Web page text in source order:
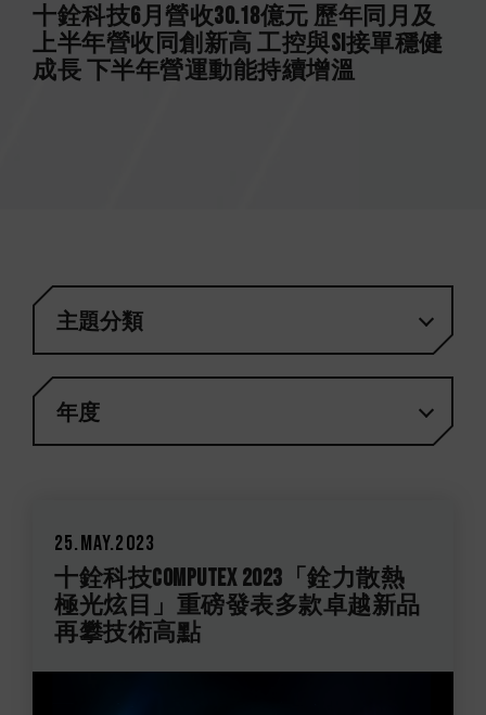
十銓科技6月營收30.18億元 歷年同月及
上半年營收同創新高 工控與SI接單穩健
成長 下半年營運動能持續增溫
主題分類
年度
25.May.2023
十銓科技COMPUTEX 2023「銓力散熱
極光炫目」重磅發表多款卓越新品
再攀技術高點